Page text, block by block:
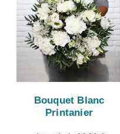
Bouquet Blanc
Printanier